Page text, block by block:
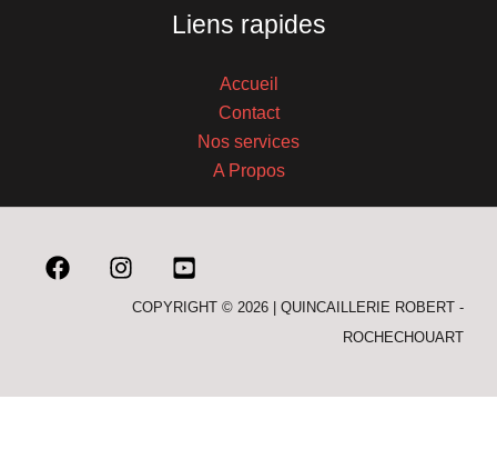
Liens rapides
Accueil
Contact
Nos services
A Propos
COPYRIGHT © 2026 | QUINCAILLERIE ROBERT -
ROCHECHOUART